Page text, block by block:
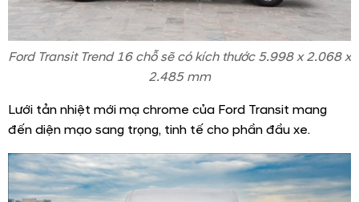
Ford Transit Trend 16 chỗ sẽ có kích thước 5.998 x 2.068 x
2.485 mm
Lưới tản nhiệt mới mạ chrome của Ford Transit mang
đến diện mạo sang trọng, tinh tế cho phần đầu xe.